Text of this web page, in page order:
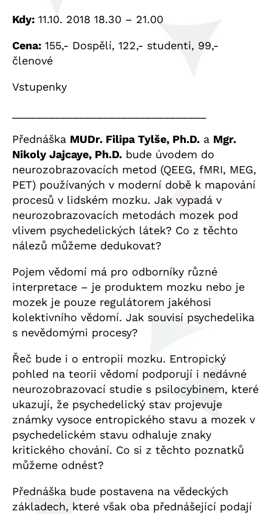
Kdy: 11.10. 2018 18.30 – 21.00
Cena: 155,- Dospělí, 122,- studenti, 99,-
členové
Vstupenky
Přednáška MUDr. Filipa Tylše, Ph.D. a Mgr.
Nikoly Jajcaye, Ph.D. bude úvodem do
neurozobrazovacích metod (QEEG, fMRI, MEG,
PET) používaných v moderní době k mapování
procesů v lidském mozku. Jak vypadá v
neurozobrazovacích metodách mozek pod
vlivem psychedelických látek? Co z těchto
nálezů můžeme dedukovat?
Pojem vědomí má pro odborníky různé
interpretace – je produktem mozku nebo je
mozek je pouze regulátorem jakéhosi
kolektivního vědomí. Jak souvisí psychedelika
s nevědomými procesy?
Řeč bude i o entropii mozku. Entropický
pohled na teorii vědomí podporují i nedávné
neurozobrazovací studie s psilocybinem, které
ukazují, že psychedelický stav projevuje
známky vysoce entropického stavu a mozek v
psychedelickém stavu odhaluje znaky
kritického chování. Co si z těchto poznatků
můžeme odnést?
Přednáška bude postavena na vědeckých
základech, které však oba přednášející podají